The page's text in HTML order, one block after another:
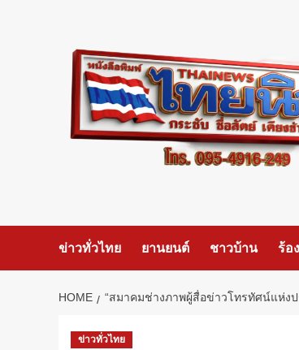
ข่าวทั่วไทย ยานยนต์ ชาวบ้าน ร้อ
HOME “สมาคมช่างภาพผู้สื่อข่าวโทรทัศน์แห่ง
ข่าวทั่วไทย